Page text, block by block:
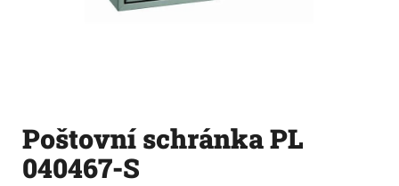
Poštovní schránka PL
040467-S